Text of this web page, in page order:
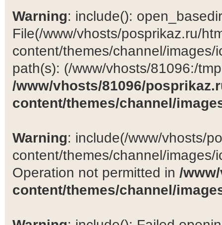
Warning: include():
File(/www/vhosts/posprikaz.ru/
content/themes/channel/
path(s): (/www/vhosts/81096:/
/www/vhosts/81096/
content/themes/channel/
Warning: include(/www/vhosts/
content/themes/channel/
Operation not permitted in /
content/themes/channel/